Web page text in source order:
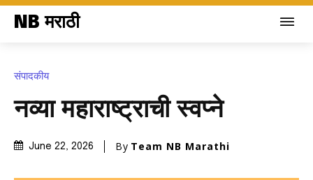
NB मराठी
संपादकीय
नव्या महाराष्ट्राची स्वप्ने
June 22, 2026 By Team NB Marathi